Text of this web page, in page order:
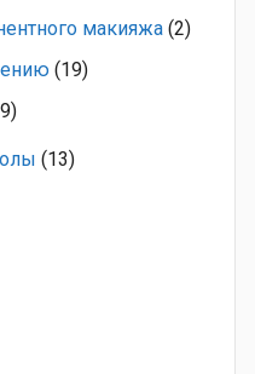
макияжа (2)
(19)
(13)